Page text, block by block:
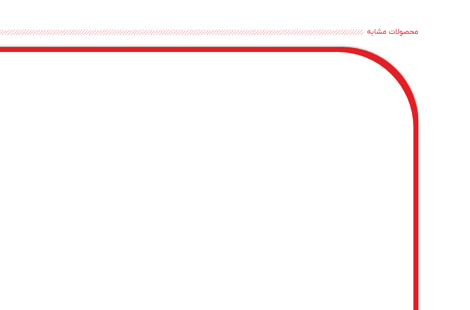
محصولات مشابه